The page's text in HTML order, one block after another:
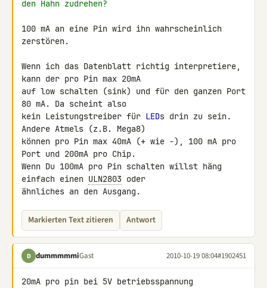
den Hahn zudrehen?
100 mA an eine Pin wird ihn wahrscheinlich
zerstören.
Wenn ich das Datenblatt richtig interpretiere,
kann der pro Pin max 20mA
auf low schalten (sink) und für den ganzen Port
80 mA. Da scheint also
kein Leistungstreiber für LEDs drin zu sein.
Andere Atmels (z.B. Mega8)
können pro Pin max 40mA (+ wie -), 100 mA pro
Port und 200mA pro Chip.
Wenn Du 100mA pro Pin schalten willst häng
einfach einen ULN2803 oder
ähnliches an den Ausgang.
Markierten Text zitieren Antwort
D dummmmmiGast 2010-10-19 08:04#1902451
20mA pro pin bei 5V betriebsspannung